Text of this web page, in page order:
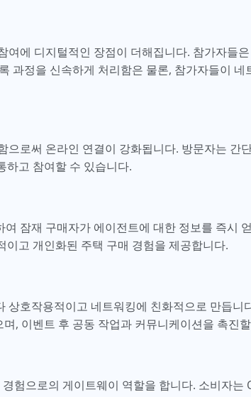
에 디지털적인 장점이 더해집니다. 참가자들
과정을 신속하게 처리함은 물론, 참가자들이 네
로써 온라인 연결이 강화됩니다. 방문자는 간
하고 참여할 수 있습니다.
잠재 구매자가 에이전트에 대한 정보를 즉시
고 개인화된 주택 구매 경험을 제공합니다.
호작용적이고 네트워킹에 친화적으로 만듭니
, 이벤트 후 공동 작업과 커뮤니케이션을 촉진
험으로의 게이트웨이 역할을 합니다. 소비자는